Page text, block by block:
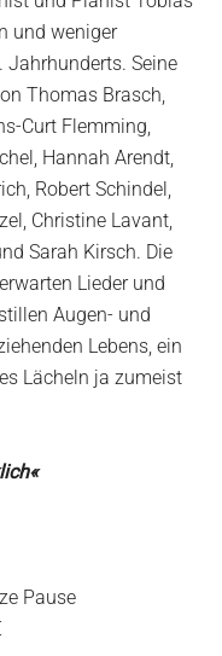
und weniger
Jahrhunderts. Seine
Thomas Brasch,
Curt Flemming,
Hannah Arendt,
Robert Schindel,
Christine Lavant,
Sarah Kirsch. Die
Lieder und
Augen- und
Lebens, ein
Lächeln ja zumeist
Pause